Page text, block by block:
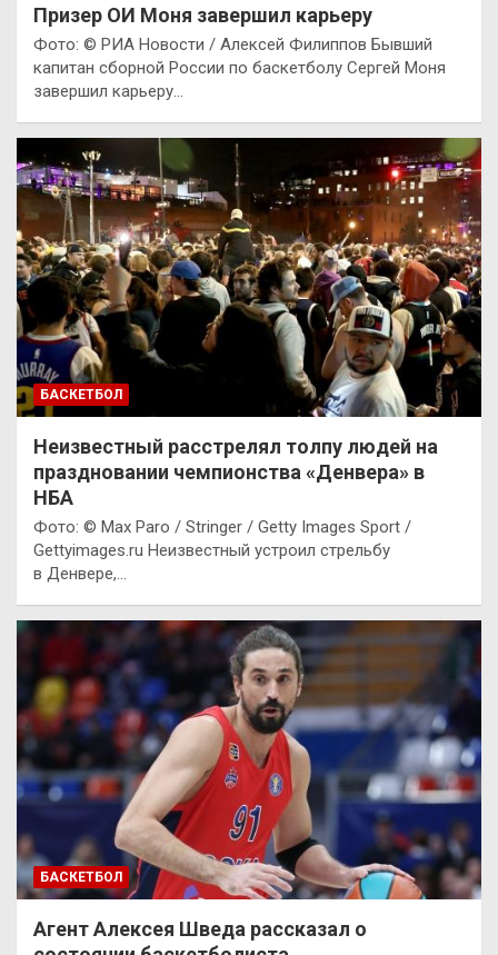
Призер ОИ Моня завершил карьеру
Фото: © РИА Новости / Алексей Филиппов Бывший
капитан сборной России по баскетболу Сергей Моня
завершил карьеру…
БАСКЕТБОЛ
Неизвестный расстрелял толпу людей на
праздновании чемпионства «Денвера» в
НБА
Фото: © Max Paro / Stringer / Getty Images Sport /
Gettyimages.ru Неизвестный устроил стрельбу
в Денвере,…
БАСКЕТБОЛ
Агент Алексея Шведа рассказал о